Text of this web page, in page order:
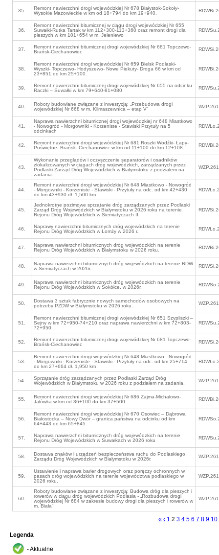
35.
Remont nawierzchni drogi wojewódzkiej Nr 678 Białystok-Sokoły-
Wysokie Mazowieckie w km od 18+794 do km 19+940.
36.
Remont nawierzchni bitumicznej w ciągu drogi wojewódzkiej Nr 655
Suwałki-Rutka Tartak w km 112+300-113+360 oraz remont drogi dla
pieszych w km 101+654 w m. Jeleniewo
37.
Remont nawierzchni bitumicznej drogi wojewódzkiej Nr 681 Topczewo-
Brańsk-Ciechanowiec
38.
Remont nawierzchni drogi wojewódzkiej Nr 659 Bielsk Podlaski-
Wyszki- Topczewo- Hodyszewo- Nowe Piekuty- Droga 66 w km od
23+851 do km 25+100.
39.
Remont nawierzchni bitumicznej drogi wojewódzkiej Nr 655 na odcinku
Raczki – Suwałki w km 79+640-81+080
40.
Roboty budowlane związane z inwestycją: „Przebudowa drogi
wojewódzkiej Nr 668 w m. Klimaszewnica – etap V”
41.
Naprawa nawierzchni bitumicznej drogi wojewódzkiej nr 648 Miastkowo
- Nowogród - Morgowniki - Korzeniste - Stawiski Przytuły na 5
odcinkach
42.
Remont nawierzchni drogi wojewódzkiej Nr 681 Roszki Wodźki- Łapy-
Poświętne- Brańsk- Ciechanowiec w km od 11+100 do km 12+108.
43.
Wykonanie przeglądów i oczyszczenie separatorów i osadników
zlokalizowanych w ciągach dróg wojewódzkich, zarządzanych przez
Podlaski Zarząd Dróg Wojewódzkich w Białymstoku z podziałem na
zadania.
44.
Remont nawierzchni drogi wojewódzkiej Nr 648 Miastkowo - Nowogród
- Morgowniki - Korzeniste - Stawiski - Przytuły na odc. od km 42+430
do km 43+930 dł. 1,500 km
45.
Jednokrotne pozimowe sprzątanie dróg zarządzanych przez Podlaski
Zarząd Dróg Wojewódzkich w Białymstoku w 2026 roku na terenie
Rejonu Dróg Wojewódzkich w Siemiatyczach II.
46.
Naprawy nawierzchni bitumicznych dróg wojewódzkich na terenie
Rejonu Dróg Wojewódzkich w Łomży w 2026 r.
47.
Naprawa nawierzchni bitumicznych dróg wojewódzkich na terenie
Rejonu Dróg Wojewódzkich w Białymstoku w 2026 roku.
48.
Naprawa nawierzchni bitumicznych dróg wojewódzkich na terenie RDW
w Siemiatyczach w 2026r..
49.
Naprawa nawierzchni bitumicznych dróg wojewódzkich na terenie
Rejonu Dróg Wojewódzkich w Sokółce, w 2026r.
50.
Dostawa 3 sztuk fabrycznie nowych samochodów osobowych na
potrzeby PZDW w Białymstoku w 2026 roku.
51.
Remont nawierzchni bitumicznej drogi wojewódzkiej Nr 651 Szypliszki –
Sejny w km 72+950-74+210 oraz naprawa nawierzchni w km 72+803-
72+950
52.
Remont nawierzchni bitumicznej drogi wojewódzkiej Nr 681 Topczewo-
Brańsk-Ciechanowiec
53.
Remont nawierzchni drogi wojewódzkiej Nr 648 Miastkowo - Nowogród
- Morgowniki - Korzeniste - Stawiski - Przytuły na odc. od km 25+714
do km 27+664 dł. 1,950 km
54.
Sprzątanie dróg zarządzanych przez Podlaski Zarząd Dróg
Wojewódzkich w Białymstoku w 2026 roku z podziałem na zadania.
55.
Remont nawierzchni drogi wojewódzkiej Nr 686 Zajma-Michałowo-
Jałówka w km od 36+100 do km 37+500.
56.
Remont nawierzchni drogi wojewódzkiej Nr 670 Osowiec – Dąbrowa
Białostocka – Nowy Dwór – granica państwa na odcinku od km
64+443 do km 65+845.
57.
Naprawa nawierzchni bitumicznych dróg wojewódzkich na terenie
Rejonu Dróg Wojewódzkich w Suwałkach w 2026 roku
58.
Dostawa znaków i urządzeń bezpieczeństwa ruchu do Podlaskiego
Zarządu Dróg Wojewódzkich w Białymstoku w 2026r.
59.
Ustawienie i naprawa barier drogowych oraz poręczy ochronnych w
pasach dróg wojewódzkich na terenie województwa podlaskiego w
2026 roku.
60.
Roboty budowlane związane z inwestycją: Budowa dróg dla pieszych i
rowerów w ciągu dróg wojewódzkich Podlasia - „Rozbudowa drogi
wojewódzkiej Nr 684 w zakresie budowy drogi dla pieszych i rowerów w
m. Biała”.
« ‹ 1 2 3 4 5 6 7 8 9 10
Legenda
- Aktualne